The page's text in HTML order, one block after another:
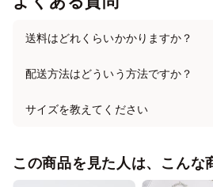
✕ ✕ ✕ ✕
3/28 29 30 31
送料はどれくらいかかりますか？
配送方法はどういう方法ですか？
サイズを教えてください
この商品を見た人は、こんな